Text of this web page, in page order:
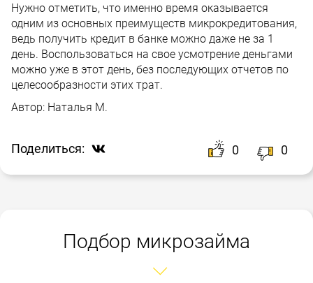
Нужно отметить, что именно время оказывается
одним из основных преимуществ микрокредитования,
ведь получить кредит в банке можно даже не за 1
день. Воспользоваться на свое усмотрение деньгами
можно уже в этот день, без последующих отчетов по
целесообразности этих трат.
Автор: Наталья М.
Поделиться: 0 0
Подбор микрозайма